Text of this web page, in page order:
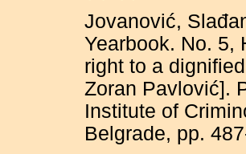
Jovanović,
Yearbook. No. 5,
right to a
Zoran Pavlović].
Institute of
Belgrade, pp.